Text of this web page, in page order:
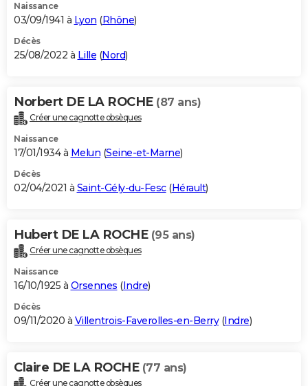
Naissance
03/09/1941 à Lyon (Rhône)
Décès
25/08/2022 à Lille (Nord)
Norbert DE LA ROCHE (87 ans)
Créer une cagnotte obsèques
Naissance
17/01/1934 à Melun (Seine-et-Marne)
Décès
02/04/2021 à Saint-Gély-du-Fesc(Hérault)
Hubert DE LA ROCHE (95 ans)
Créer une cagnotte obsèques
Naissance
16/10/1925 à Orsennes (Indre)
Décès
09/11/2020 à Villentrois-Faverolles-en-Berry(Indre)
Claire DE LA ROCHE (77 ans)
Créer une cagnotte obsèques